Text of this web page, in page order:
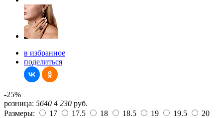
в избранное
поделиться
-25%
розница: 5640 4 230 руб.
Размеры:
17 17.5 18 18.5 19 19.5
20